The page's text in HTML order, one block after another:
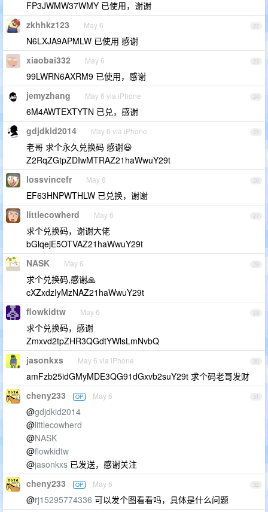
FP3JWMW37WMY 已使用，谢谢
22
zkhhkz123 May 6
N6LXJA9APMLW 已使用 感谢
23
xiaobai332 May 6
99LWRN6AXRM9 已使用，感谢
24
jemyzhang May 6 via iPhone
6M4AWTEXTYTN 已兑，感谢
25
gdjdkid2014 May 6 via iPhone
老哥 求个永久兑换码 感谢😃
Z2RqZGtpZDIwMTRAZ21haWwuY29t
26
lossvincefr May 6
EF63HNPWTHLW 已兑换，谢谢
27
littlecowherd May 6
求个兑换码，谢谢大佬
bGlqejE5OTVAZ21haWwuY29t
28
NASK May 6
求个兑换码,感谢🙏
cXZxdzIyMzNAZ21haWwuY29t
29
flowkidtw May 6
求个兑换码，感谢
Zmxvd2tpZHR3QGdtYWlsLmNvbQ
30
jasonkxs May 6 via iPhone
amFzb25idGMyMDE3QG91dGxvb2suY29t 求个码老哥发财
31
cheny233 OP May 6
@gdjdkid2014
@littlecowherd
@NASK
@flowkidtw
@jasonkxs 已发送，感谢关注
32
cheny233 OP May 6
@rj15295774336 可以发个图看看吗，具体是什么问题